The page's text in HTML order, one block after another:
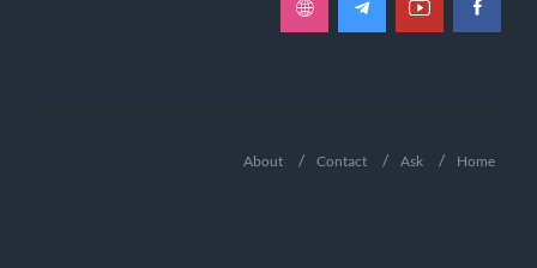
Home
Ask
Contact
About